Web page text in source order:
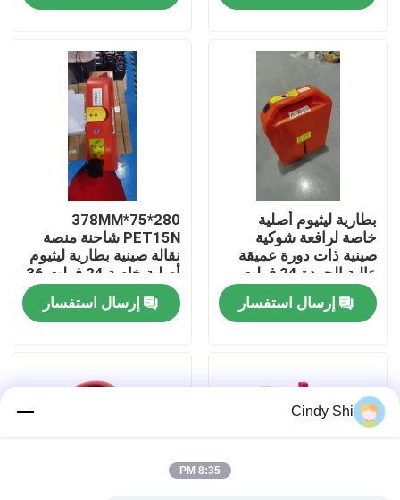
معلومات عنا
جولة في المعمل
اطلب اقتباس
بطارية الليثيوم رافعة شوكية
بطارية ليثيوم أيون رافعة شوكية كهربائية
48 فولت بطارية ليثيوم أيون لفورت
بطارية ليثيوم أصلية
خاصة لرافعة شوكية
صينية ذات دورة عميقة
عالية الجودة 24 فولت
36 أمبير في الساعة
لرافعة شوكية منصات
نقالة PET15N
إرسال استفسار
280*75*378MM
PET15N شاحنة منصة
نقالة صينية بطارية ليثيوم
أصلية خاصة 24 فولت 36
أمبير
إرسال استفسار
Cindy Shi
8:35 PM